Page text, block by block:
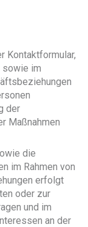
Kontaktformular,
sowie im
der
Maßnahmen
die
im Rahmen von
erfolgt
oder zur
und im
an der